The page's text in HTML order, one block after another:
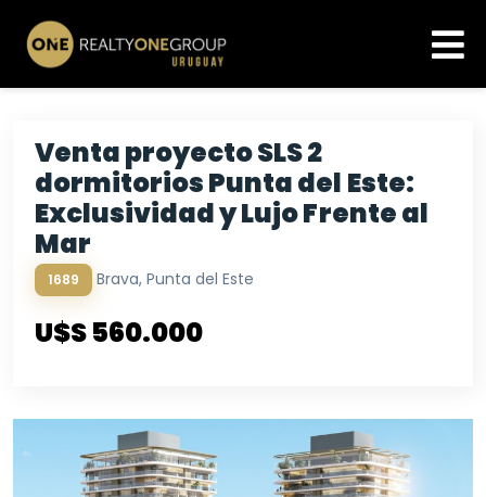
Venta proyecto SLS 2
dormitorios Punta del Este:
Exclusividad y Lujo Frente al
Mar
1689 Brava, Punta del Este
U$S 560.000